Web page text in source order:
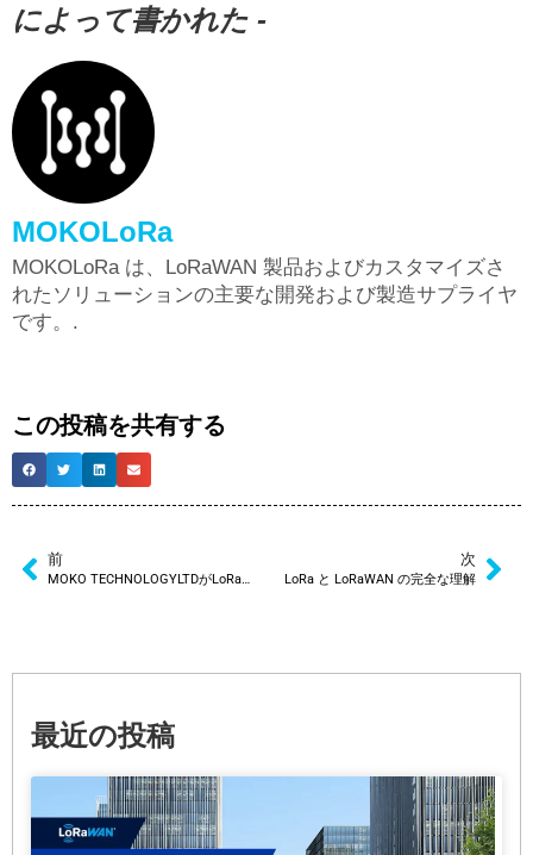
によって書かれた -
MOKOLoRa
MOKOLoRa は、LoRaWAN 製品およびカスタマイズさ
れたソリューションの主要な開発および製造サプライヤ
です。.
この投稿を共有する
前
MOKO TECHNOLOGYLTDがLoRaAlliance®メンバーに参加
次
LoRa と LoRaWAN の完全な理解
最近の投稿